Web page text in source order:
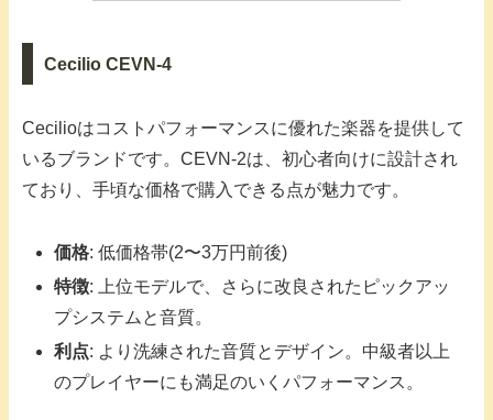
Cecilio CEVN-4
Cecilioはコストパフォーマンスに優れた楽器を提供して
いるブランドです。CEVN-2は、初心者向けに設計され
ており、手頃な価格で購入できる点が魅力です。
価格: 低価格帯(2〜3万円前後)
特徴: 上位モデルで、さらに改良されたピックアッ
プシステムと音質。
利点: より洗練された音質とデザイン。中級者以上
のプレイヤーにも満足のいくパフォーマンス。